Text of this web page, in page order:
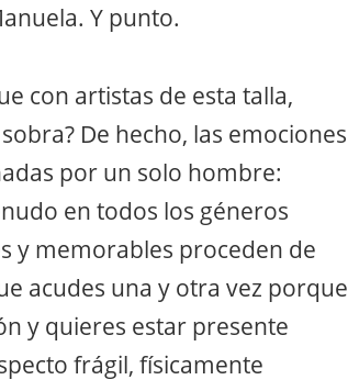
Y punto.
con artistas de esta talla,
De hecho, las emociones
por un solo hombre:
en todos los géneros
y memorables proceden de
acudes una y otra vez porque
y quieres estar presente
frágil, físicamente